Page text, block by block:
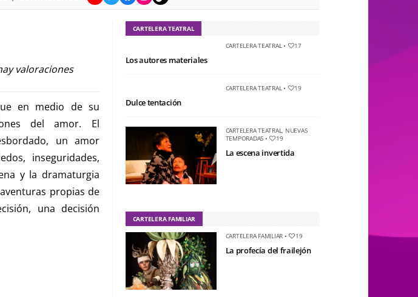
valoraciones
en medio de su
del amor. El
un amor
inseguridades,
y la dramaturgia
propias de
una decisión
CARTELERA TEATRAL
CARTELERA TEATRAL• 17
Los autores materiales
CARTELERA TEATRAL• 19
Dulce tentación
CARTELERA TEATRAL, NUEVAS
TEMPORADAS • 19
La escena invertida
CARTELERA FAMILIAR
CARTELERA FAMILIAR • 19
La profecía del frailejón